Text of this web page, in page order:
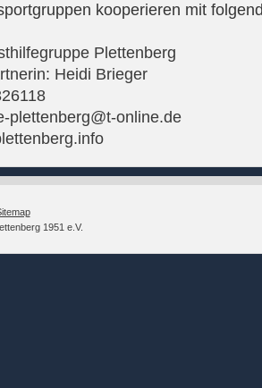
kooperieren mit
Plettenberg
Heidi Brieger
plettenberg@t-online.de
1951 e.V.